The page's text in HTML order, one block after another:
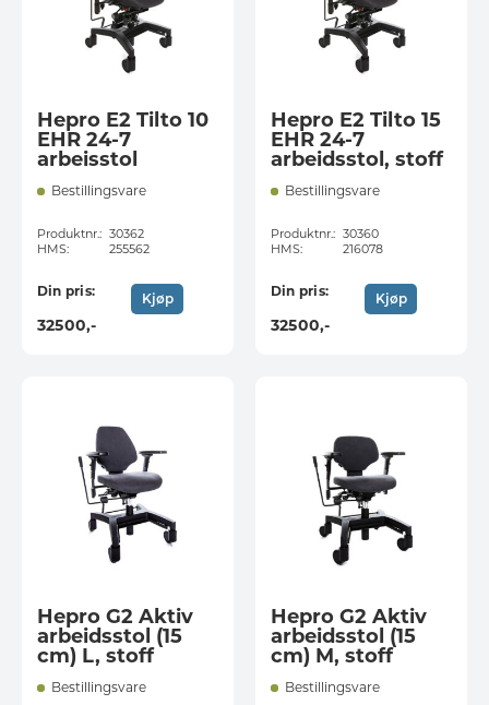
Hepro E2 Tilto 10
EHR 24-7
arbeisstol
Bestillingsvare
Produktnr.: 30362
HMS:
255562
Din pris:
32500,-
Kjøp
Hepro E2 Tilto 15
EHR 24-7
arbeidsstol, stoff
Bestillingsvare
Produktnr.: 30360
HMS:
216078
Din pris:
32500,-
Kjøp
Hepro G2 Aktiv
arbeidsstol (15
cm) L, stoff
Bestillingsvare
Hepro G2 Aktiv
arbeidsstol (15
cm) M, stoff
Bestillingsvare